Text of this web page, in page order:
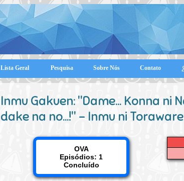
Lista Geral Pesquisa Sobre Nós Contato
Inmu Gakuen: "Dame... Konna ni
dake na no...!" - Inmu ni
OVA
Episódios: 1
Concluído